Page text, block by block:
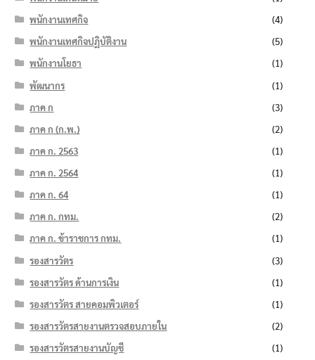
พนักงานเทศกิจ
(4)
พนักงานเทศกิจปฏิบัติงาน
(5)
พนักงานโยธา
(1)
พัฒนากร
(1)
ภาค ก
(3)
ภาค ก (ก.พ.)
(2)
ภาค ก. 2563
(1)
ภาค ก. 2564
(1)
ภาค ก. 64
(1)
ภาค ก. กทม.
(2)
ภาค ก. ข้าราชการ กทม.
(1)
รองสารวัตร
(3)
รองสารวัตร ด้านการเงิน
(1)
รองสารวัตร สายคอมพิวเตอร์
(1)
รองสารวัตรสายงานตรวจสอบภายใน
(2)
รองสารวัตรสายงานบัญชี
(1)